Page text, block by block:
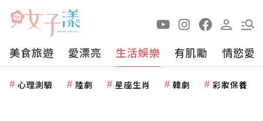
美食旅遊 愛漂亮 生活娛樂 有肌勵 情慾愛
心理測驗 陸劇 星座生肖 韓劇 彩妝保養